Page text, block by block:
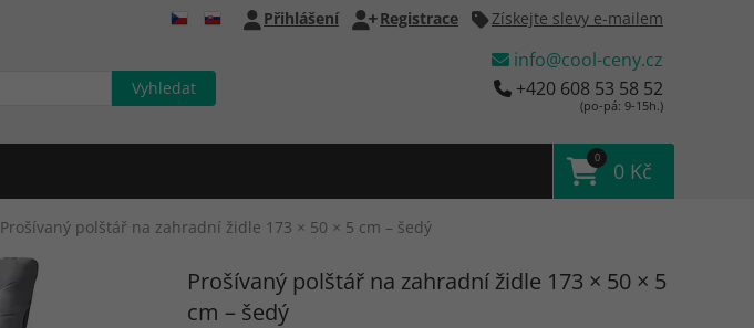
Přihlášení Registrace Získejte slevy e-mailem
info@cool-ceny.cz
+420 608 53 58 52
(po-pá: 9-15h.)
0
0 Kč
Prošívaný polštář na zahradní židle 173 × 50 × 5 cm – šedý
Prošívaný polštář na zahradní židle 173 × 50 × 5
cm – šedý